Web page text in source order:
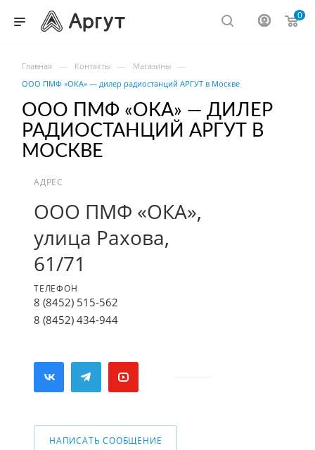
0
Главная — Контакты — Магазины —
ООО ПМФ «ОКА» — дилер радиостанций АРГУТ в Москве
ООО ПМФ «ОКА» — ДИЛЕР
РАДИОСТАНЦИЙ АРГУТ В
МОСКВЕ
АДРЕС
ООО ПМФ «ОКА»,
улица Рахова,
61/71
ТЕЛЕФОН
8 (8452) 515-562
8 (8452) 434-944
НАПИСАТЬ СООБЩЕНИЕ